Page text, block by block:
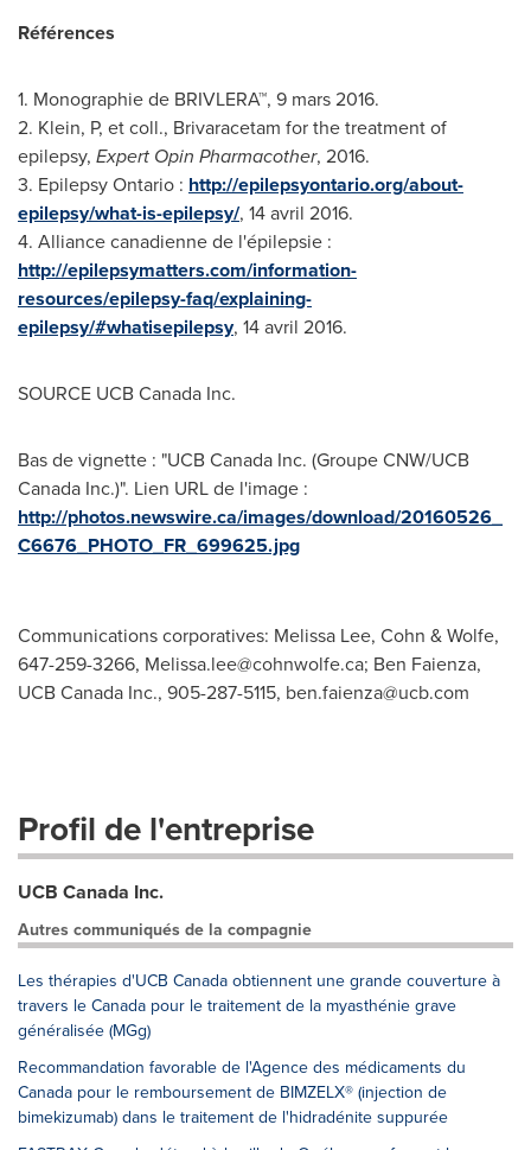
Références
1. Monographie de BRIVLERA™, 9 mars 2016.
2. Klein, P, et coll., Brivaracetam for the treatment of
epilepsy, Expert Opin Pharmacother, 2016.
3. Epilepsy Ontario : http://epilepsyontario.org/about-
epilepsy/what-is-epilepsy/, 14 avril 2016.
4. Alliance canadienne de l'épilepsie :
http://epilepsymatters.com/information-
resources/epilepsy-faq/explaining-
epilepsy/#whatisepilepsy, 14 avril 2016.
SOURCE UCB Canada Inc.
Bas de vignette : "UCB Canada Inc. (Groupe CNW/UCB
Canada Inc.)". Lien URL de l'image :
http://photos.newswire.ca/images/download/20160526_
C6676_PHOTO_FR_699625.jpg
Communications corporatives: Melissa Lee, Cohn & Wolfe,
647-259-3266, Melissa.lee@cohnwolfe.ca; Ben Faienza,
UCB Canada Inc., 905-287-5115, ben.faienza@ucb.com
Profil de l'entreprise
UCB Canada Inc.
Autres communiqués de la compagnie
Les thérapies d'UCB Canada obtiennent une grande couverture à
travers le Canada pour le traitement de la myasthénie grave
généralisée (MGg)
Recommandation favorable de l'Agence des médicaments du
Canada pour le remboursement de BIMZELX® (injection de
bimekizumab) dans le traitement de l'hidradénite suppurée